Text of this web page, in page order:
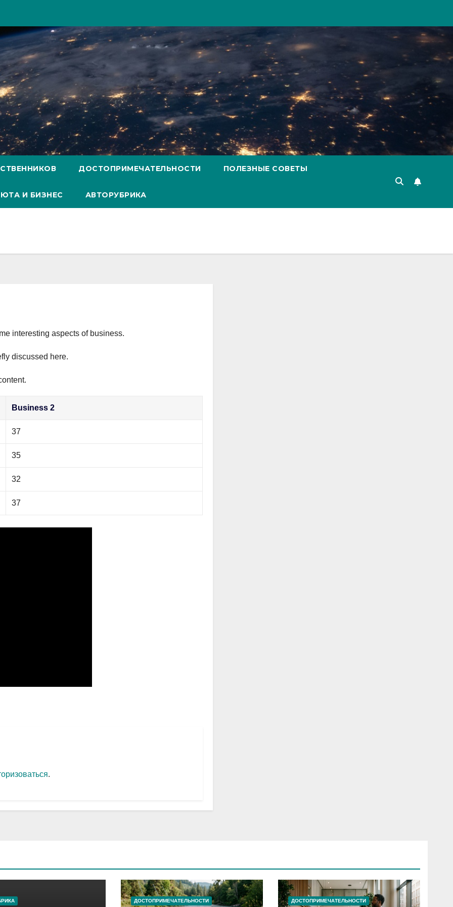
ДОСТОПРИМЕЧАТЕЛЬНОСТИ ПОЛЕЗНЫЕ СОВЕТЫ
И БИЗНЕС АВТОРУБРИКА
interesting aspects of business.
discussed here.
Business 2
37
35
32
37
.
ДОСТОПРИМЕЧАТЕЛЬНОСТИ ДОСТОПРИМЕЧАТЕЛЬНОСТИ